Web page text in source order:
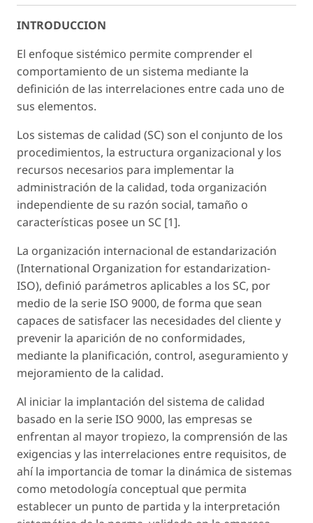
INTRODUCCION
El enfoque sistémico permite comprender el
comportamiento de un sistema mediante la
definición de las interrelaciones entre cada uno de
sus elementos.
Los sistemas de calidad (SC) son el conjunto de los
procedimientos, la estructura organizacional y los
recursos necesarios para implementar la
administración de la calidad, toda organización
independiente de su razón social, tamaño o
características posee un SC [1].
La organización internacional de estandarización
(International Organization for estandarization-
ISO), definió parámetros aplicables a los SC, por
medio de la serie ISO 9000, de forma que sean
capaces de satisfacer las necesidades del cliente y
prevenir la aparición de no conformidades,
mediante la planificación, control, aseguramiento y
mejoramiento de la calidad.
Al iniciar la implantación del sistema de calidad
basado en la serie ISO 9000, las empresas se
enfrentan al mayor tropiezo, la comprensión de las
exigencias y las interrelaciones entre requisitos, de
ahí la importancia de tomar la dinámica de sistemas
como metodología conceptual que permita
establecer un punto de partida y la interpretación